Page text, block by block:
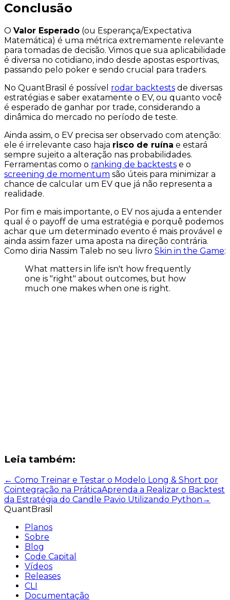
Conclusão
O Valor Esperado (ou Esperança/Expectativa
Matemática) é uma métrica extremamente relevante
para tomadas de decisão. Vimos que sua aplicabilidade
é diversa no cotidiano, indo desde apostas esportivas,
passando pelo poker e sendo crucial para traders.
No QuantBrasil é possível rodar backtests de diversas
estratégias e saber exatamente o EV, ou quanto você
é esperado de ganhar por trade, considerando a
dinâmica do mercado no período de teste.
Ainda assim, o EV precisa ser observado com atenção:
ele é irrelevante caso haja risco de ruína e estará
sempre sujeito a alteração nas probabilidades.
Ferramentas como o ranking de backtests e o
screening de momentum são úteis para minimizar a
chance de calcular um EV que já não representa a
realidade.
Por fim e mais importante, o EV nos ajuda a entender
qual é o payoff de uma estratégia e porquê podemos
achar que um determinado evento é mais provável e
ainda assim fazer uma aposta na direção contrária.
Como diria Nassim Taleb no seu livro Skin in the Game:
What matters in life isn't how frequently
one is "right" about outcomes, but how
much one makes when one is right.
Leia também:
← Como Treinar e Testar o Modelo Long & Short por
Cointegração na PráticaAprenda a Realizar o Backtest
da Estratégia do Candle Pavio Utilizando Python →
QuantBrasil
Planos
Sobre
Blog
Code Capital
Vídeos
Releases
CLI
Documentação